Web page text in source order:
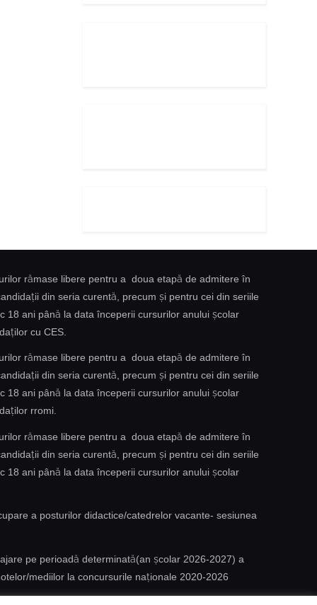
rămase libere pentru a doua etapă de admitere în
din seria curentă, precum și pentru cei din seriile
18 ani până la data începerii cursurilor anului școlar
cu CES.
rămase libere pentru a doua etapă de admitere în
din seria curentă, precum și pentru cei din seriile
18 ani până la data începerii cursurilor anului școlar
rromi.
rămase libere pentru a doua etapă de admitere în
din seria curentă, precum și pentru cei din seriile
18 ani până la data începerii cursurilor anului școlar
a posturilor didactice/catedrelor vacante- sesiunea
pe perioadă determinată(an școlar 2026-2027) a
mediilor la concursurile naționale 2020-2026